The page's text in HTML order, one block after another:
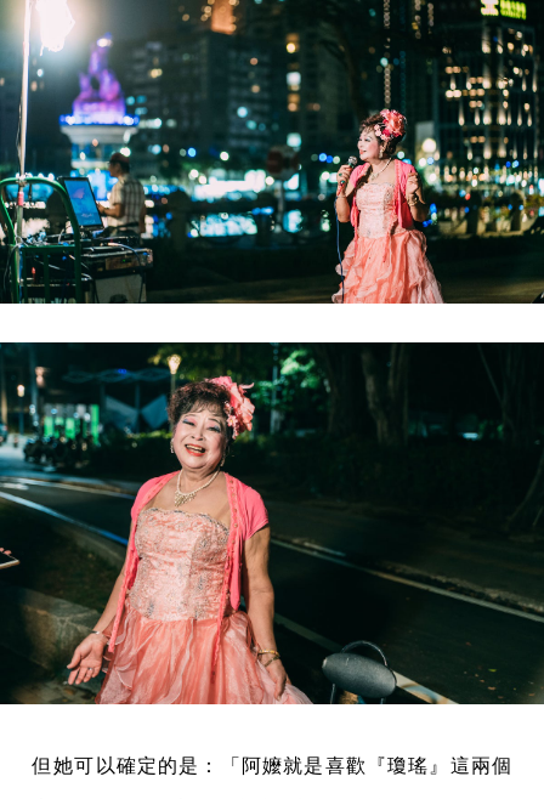
但她可以確定的是：「阿嬤就是喜歡『瓊瑤』這兩個